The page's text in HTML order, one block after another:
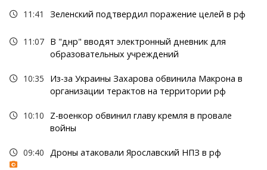
11:41 Зеленский подтвердил поражение целей в рф
11:07 В "днр" вводят электронный дневник для
образовательных учреждений
10:35
Из-за Украины Захарова обвинила Макрона в
организации терактов на территории рф
10:10
Z-военкор обвинил главу кремля в провале
войны
09:40 Дроны атаковали Ярославский НПЗ в рф